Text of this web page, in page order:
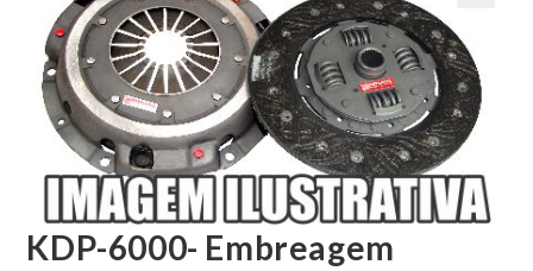
KDP-6000- Embreagem